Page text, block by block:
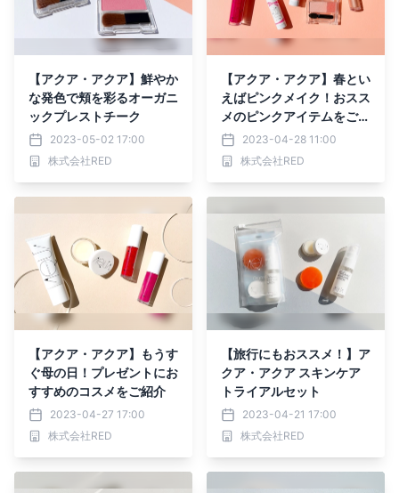
【アクア・アクア】鮮やか
な発色で頬を彩るオーガニ
ックプレストチーク
2023-05-02 17:00
株式会社RED
【アクア・アクア】春とい
えばピンクメイク！おスス
メのピンクアイテムをご紹
介
2023-04-28 11:00
株式会社RED
【アクア・アクア】もうす
ぐ母の日！プレゼントにお
すすめのコスメをご紹介
2023-04-27 17:00
株式会社RED
【旅行にもおススメ！】ア
クア・アクア スキンケア
トライアルセット
2023-04-21 17:00
株式会社RED